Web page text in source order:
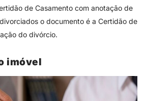
de Casamento com anotação de
o documento é a Certidão de
do divórcio.
imóvel